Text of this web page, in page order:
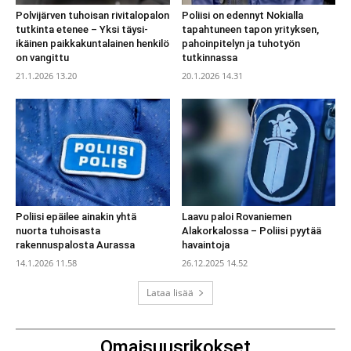
Polvijärven tuhoisan rivitalopalon
tutkinta etenee – Yksi täysi-
ikäinen paikkakuntalainen henkilö
on vangittu
21.1.2026 13.20
Poliisi on edennyt Nokialla
tapahtuneen tapon yrityksen,
pahoinpitelyn ja tuhotyön
tutkinnassa
20.1.2026 14.31
Poliisi epäilee ainakin yhtä
nuorta tuhoisasta
rakennuspalosta Aurassa
14.1.2026 11.58
Laavu paloi Rovaniemen
Alakorkalossa – Poliisi pyytää
havaintoja
26.12.2025 14.52
Lataa lisää